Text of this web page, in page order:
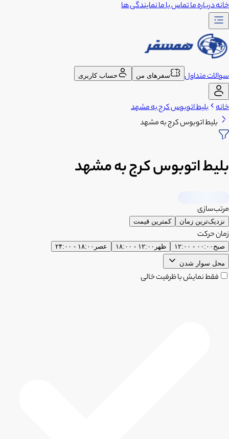
خانهدرباره ماتماس با مانمایندگی ها
سوالات متداول سفرهای من حساب کاربری
خانه بلیط اتوبوس کرج به مشهد
بلیط اتوبوس کرج به مشهد
بلیط اتوبوس کرج به مشهد
مرتب‌سازی
نزدیک‌ترین زمان کمترین قیمت
زمان حرکت
صبح ۰۰:۰۰ - ۱۲:۰۰ ظهر ۱۲:۰۰ - ۱۸:۰۰ عصر ۱۸:۰۰ - ۲۴:۰۰
محل سوار شدن
فقط نمایش با ظرفیت خالی